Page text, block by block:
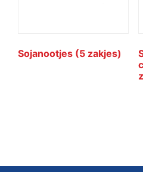
Sojanootjes (5 zakjes)